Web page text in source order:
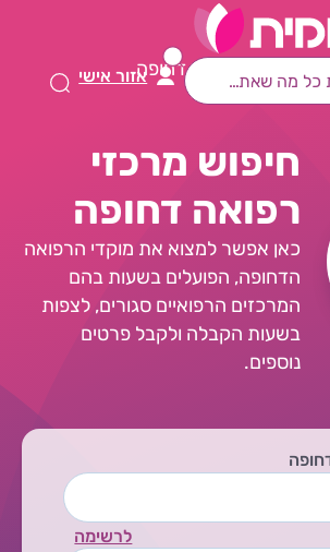
אזור אישיחיפוש מרכזי רפואה דחופה
חיפוש מרכזי
רפואה דחופה
כאן אפשר למצוא את מוקדי הרפואה
הדחופה, הפועלים בשעות בהם
המרכזים הרפואיים סגורים, לצפות
בשעות הקבלה ולקבל פרטים
נוספים.
לרשימה